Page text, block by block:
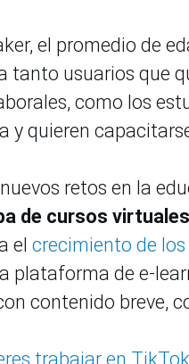
el promedio de
tanto usuarios que
como los
y quieren
retos en la
de cursos
el crecimiento de
plataforma de e-
contenido breve,
trabajar en